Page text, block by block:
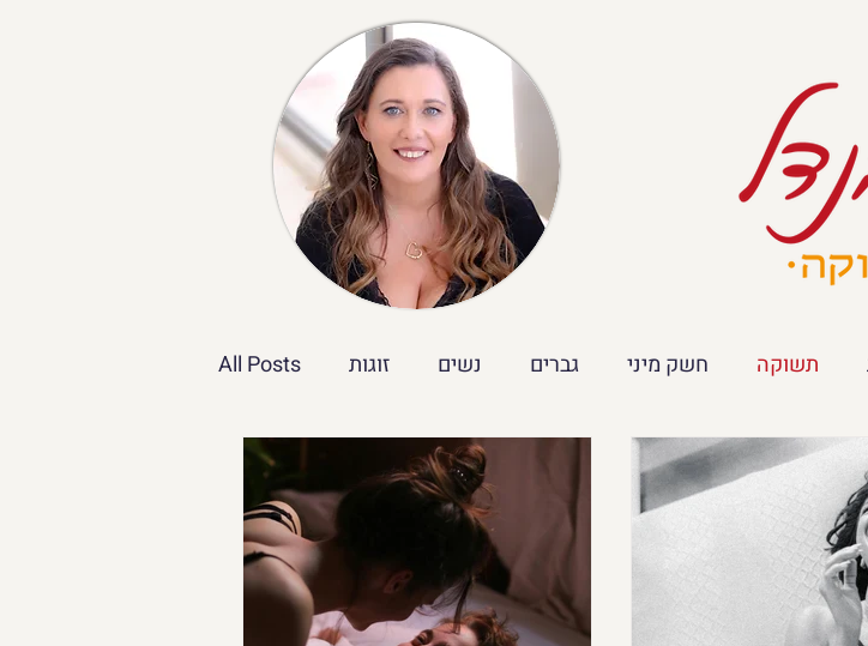
All Posts זוגות נשים גברים חשק מיני תשוקה